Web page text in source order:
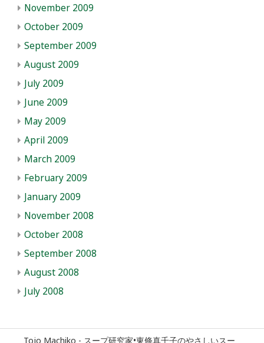
November 2009
October 2009
September 2009
August 2009
July 2009
June 2009
May 2009
April 2009
March 2009
February 2009
January 2009
November 2008
October 2008
September 2008
August 2008
July 2008
Tojo Machiko - スープ研究家•東條真千子のやさしいスー